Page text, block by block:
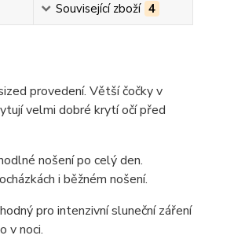
Související zboží 4
provedení. Větší čočky v
velmi dobré krytí očí před
nošení po celý den.
i běžném nošení.
pro intenzivní sluneční záření
v noci.